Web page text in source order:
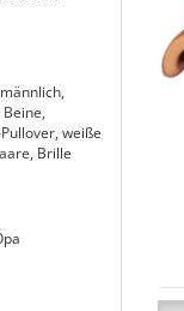
weiße
Brille